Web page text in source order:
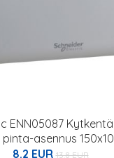
ENN05087
asennus
8.2 EUR 13.8 EUR